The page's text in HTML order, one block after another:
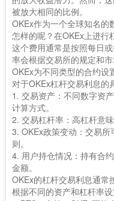
被放大相同的比例。
OKEx作为一个全球知名的
怎样的呢？在OKEx上进行
这个费用通常是按照每日
率会根据交易所的规定和
OKEx为不同类型的合约设
对于OKEx杠杆交易利息的
1. 交易资产：不同数字资
计算方式。
2. 交易杠杆率：高杠杆意
3. OKEx政策变动：交易
则。
4. 用户持仓情况：持有合
金额。
OKEx的杠杆交易利息通常
根据不同的资产和杠杆率